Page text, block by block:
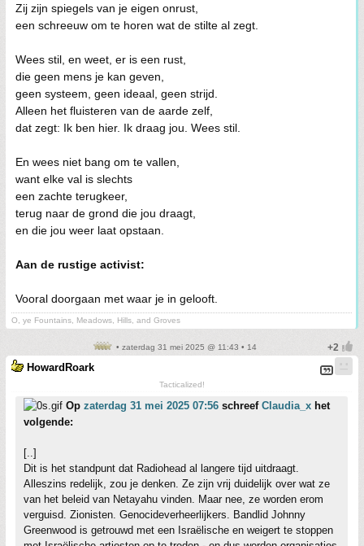
Zij zijn spiegels van je eigen onrust,
een schreeuw om te horen wat de stilte al zegt.
Wees stil, en weet, er is een rust,
die geen mens je kan geven,
geen systeem, geen ideaal, geen strijd.
Alleen het fluisteren van de aarde zelf,
dat zegt: Ik ben hier. Ik draag jou. Wees stil.
En wees niet bang om te vallen,
want elke val is slechts
een zachte terugkeer,
terug naar de grond die jou draagt,
en die jou weer laat opstaan.
Aan de rustige activist:
Vooral doorgaan met waar je in gelooft.
O, ye Fountains, Meadows, Hills, and Groves
• zaterdag 31 mei 2025 @ 11:43 • 14
HowardRoark
Tacticalized!
Op zaterdag 31 mei 2025 07:56 schreef Claudia_x het
volgende:
[..]
Dit is het standpunt dat Radiohead al langere tijd uitdraagt.
Alleszins redelijk, zou je denken. Ze zijn vrij duidelijk over wat ze
van het beleid van Netayahu vinden. Maar nee, ze worden erom
verguisd. Zionisten. Genocideverheerlijkers. Bandlid Johnny
Greenwood is getrouwd met een Israëlische en weigert te stoppen